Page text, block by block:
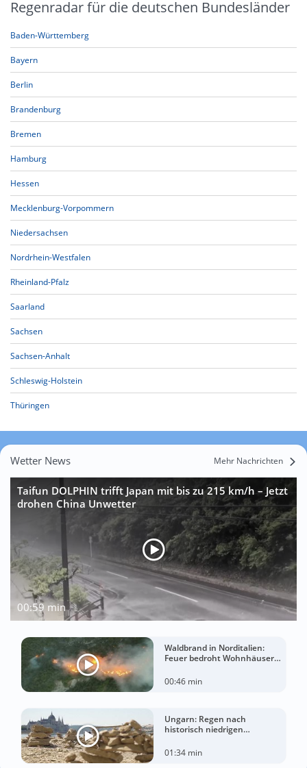
Regenradar für die deutschen Bundesländer
Baden-Württemberg
Bayern
Berlin
Brandenburg
Bremen
Hamburg
Hessen
Mecklenburg-Vorpommern
Niedersachsen
Nordrhein-Westfalen
Rheinland-Pfalz
Saarland
Sachsen
Sachsen-Anhalt
Schleswig-Holstein
Thüringen
Wetter News Mehr Nachrichten
Taifun DOLPHIN trifft Japan mit bis zu 215 km/h – Jetzt
drohen China Unwetter
00:59 min
Waldbrand in Norditalien:
Feuer bedroht Wohnhäuser
00:46 min
Ungarn: Regen nach
historisch niedrigen
01:34 min